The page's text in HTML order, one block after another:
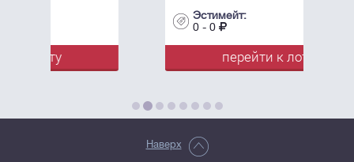
перейти к лоту
Наверх